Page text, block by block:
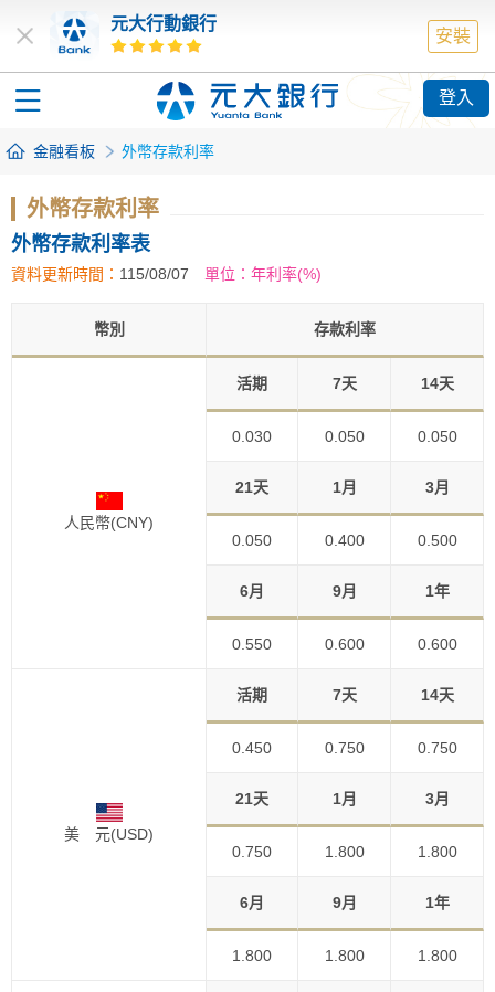
元大行動銀行
安裝
登入
金融看板 外幣存款利率
外幣存款利率
外幣存款利率表
資料更新時間： 115/08/07 單位：年利率(%)
幣別 存款利率
人民幣(CNY)
活期 7天 14天
0.030 0.050 0.050
21天 1月 3月
0.050 0.400 0.500
6月 9月 1年
0.550 0.600 0.600
美 元(USD)
活期 7天 14天
0.450 0.750 0.750
21天 1月 3月
0.750 1.800 1.800
6月 9月 1年
1.800 1.800 1.800